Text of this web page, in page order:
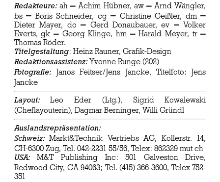
Redakteure: ah = Achim Hübner, aw = Arnd Wängler,
bs = Boris Schneider, cg = Christine Geißler, dm =
Dieter Mayer, do = Gerd Donaubauer, ev = Volker
Everts, gk = Georg Klinge, hm = Harald Meyer, tr =
Thomas Röder.
Titelgestaltung: Heinz Rauner, Grafik-Design
Redaktionsassistenz: Yvonne Runge (202)
Fotografie:Janos Feitser/Jens Jancke, Titelfoto: Jens
Jancke
Layout:Leo Eder (Ltg.), Sigrid Kowalewski
(Cheflayouterin), Dagmar Berninger, Willi Gründl
Auslandsrepräsentation:
Schweiz:Markt&Technik Vertriebs AG, Kollerstr. 14,
CH-6300 Zug, Tel. 042-2231 55/56, Telex: 862329 mut ch
USA:M&T Publishing Inc: 501 Galveston Drive,
Redwood City, CA 94063; Tel. (415) 366-3600, Telex 752-
351